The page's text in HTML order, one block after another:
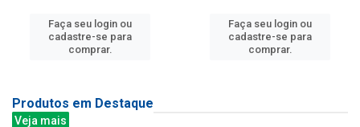
Faça seu login ou
cadastre-se para
comprar.
Faça seu login ou
cadastre-se para
comprar.
Produtos em Destaque
Veja mais